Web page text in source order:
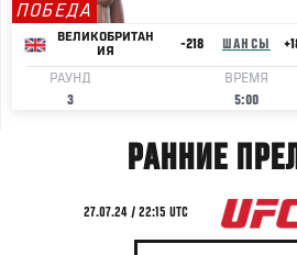
ПОБЕДА
ВЕЛИКОБРИТАН
ИЯ
-218 ШАНСЫ
РАУНД
3
ВРЕМЯ
5:00
РАННИЕ
27.07.24 / 22:15 UTC